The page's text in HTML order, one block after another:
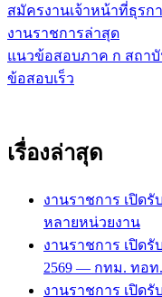
แนะแนว
เรื่อง
สมัครงานเจ้าหน้าที่ธุรก
งานราชการล่าสุด
แนวข้อสอบภาค ก สถา
ข้อสอบเร็ว
เรื่องล่าสุด
งานราชการ เปิดรั
หลายหน่วยงาน
งานราชการ เปิดรั
2569 — กทม. ทอท
งานราชการ เปิด